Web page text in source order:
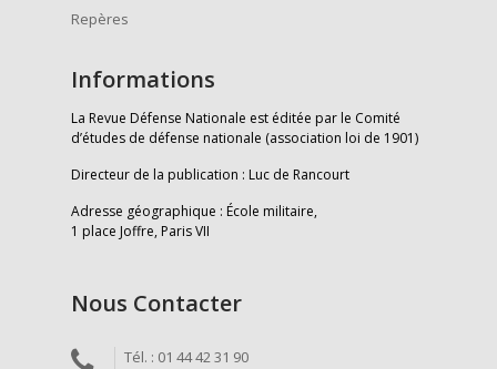
Repères
Informations
La Revue Défense Nationale est éditée par le Comité
d’études de défense nationale (association loi de 1901)
Directeur de la publication : Luc de Rancourt
Adresse géographique : École militaire,
1 place Joffre, Paris VII
Nous Contacter
Tél. : 01 44 42 31 90